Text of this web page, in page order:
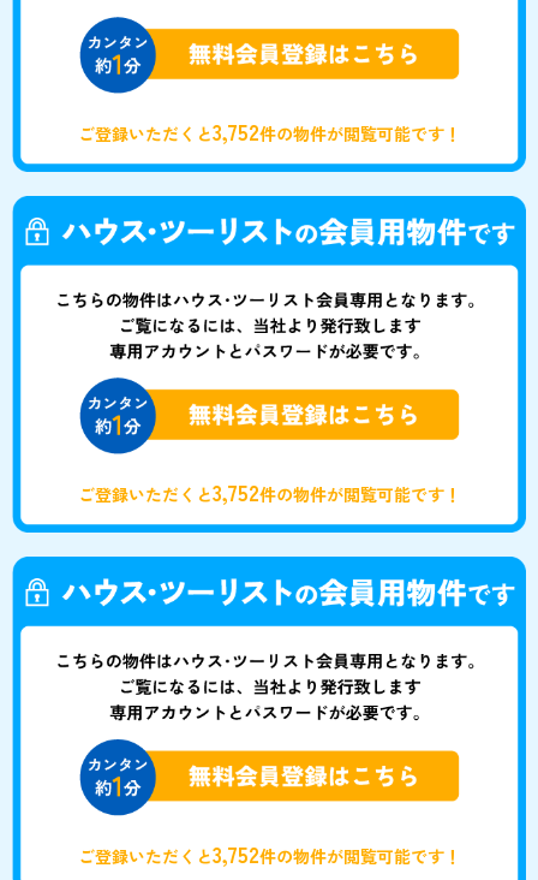
ご登録いただくと3,752件の物件が閲覧可能です！
ご登録いただくと3,752件の物件が閲覧可能です！
ご登録いただくと3,752件の物件が閲覧可能です！